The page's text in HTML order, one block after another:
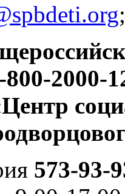
800-2000-
573-93-